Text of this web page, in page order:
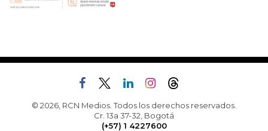
© 2026, RCN Medios. Todos los derechos reservados.
Cr. 13a 37-32, Bogotá
(+57) 1 4227600